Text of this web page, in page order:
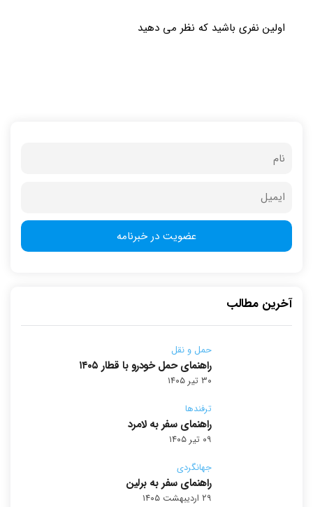
اولین نفری باشید که نظر می دهید
آخرین مطالب
حمل و نقل
راهنمای حمل خودرو با قطار ۱۴۰۵
۳۰ تیر ۱۴۰۵
ترفندها
راهنمای سفر به لامرد
۰۹ تیر ۱۴۰۵
جهانگردی
راهنمای سفر به برلین
۲۹ اردیبهشت ۱۴۰۵